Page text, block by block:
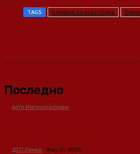
TAGS Клиника за онкологија
Последно
Анти Империјализам
ДСП Ленка - May 31, 2025